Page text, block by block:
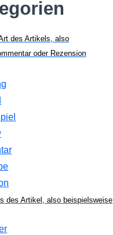
des Artikels, also
oder Rezension
des Artikel, also beispielsweise